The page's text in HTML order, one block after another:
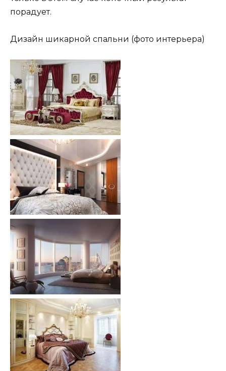
порадует.
Дизайн шикарной спальни (фото интерьера)